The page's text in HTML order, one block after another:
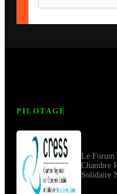
PILOTAGE
Le Forum
Chambre
Solidaire